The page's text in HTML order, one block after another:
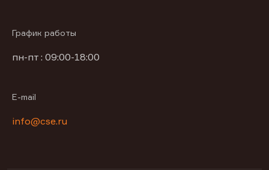
График работы
пн-пт : 09:00-18:00
E-mail
info@cse.ru